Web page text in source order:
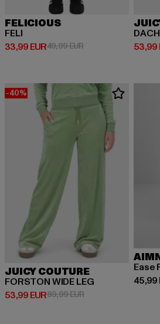
FELICIOUS
FELI
33,99 EUR
Ajankohtainen hinta: 33,99 EUR
49,99 EURKampanjahinta: 49,99
53,99
-40%
JUICY COUTURE
FORSTON WIDE LEG
53,99 EUR
Ajankohtainen hinta: 53,99 EUR
89,99 EURKampanjahinta: 89,99
Ease
45,99